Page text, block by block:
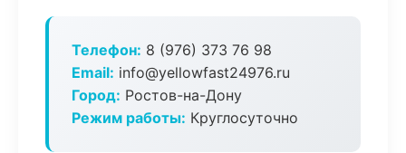
Телефон: 8 (976) 373 76 98
Email: info@yellowfast24976.ru
Город: Ростов-на-Дону
Режим работы: Круглосуточно